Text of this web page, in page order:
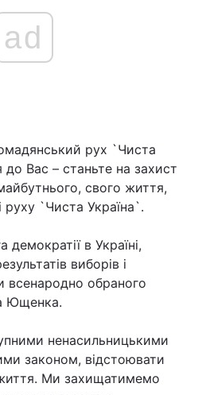
ad
рух `Чиста
до Вас – станьте на захист
свого життя,
руху `Чиста Україна`.
в Україні,
виборів і
всенародно обраного
Ющенка.
ненасильницькими
законом, відстоювати
Ми захищатимемо